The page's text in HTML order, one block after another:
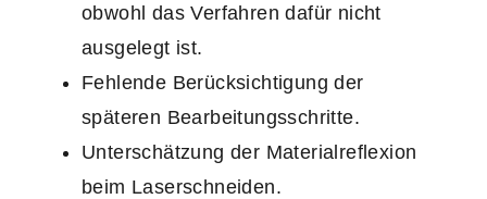
obwohl das Verfahren dafür nicht
ausgelegt ist.
Fehlende Berücksichtigung der
späteren Bearbeitungsschritte.
Unterschätzung der Materialreflexion
beim Laserschneiden.